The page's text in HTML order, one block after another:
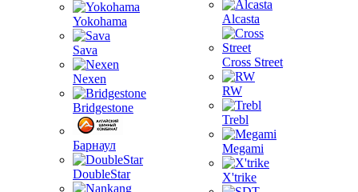
Yokohama
Sava
Nexen
Bridgestone
Барнаул
DoubleStar
Alcasta
Cross Street
RW
Trebl
Megami
X'trike